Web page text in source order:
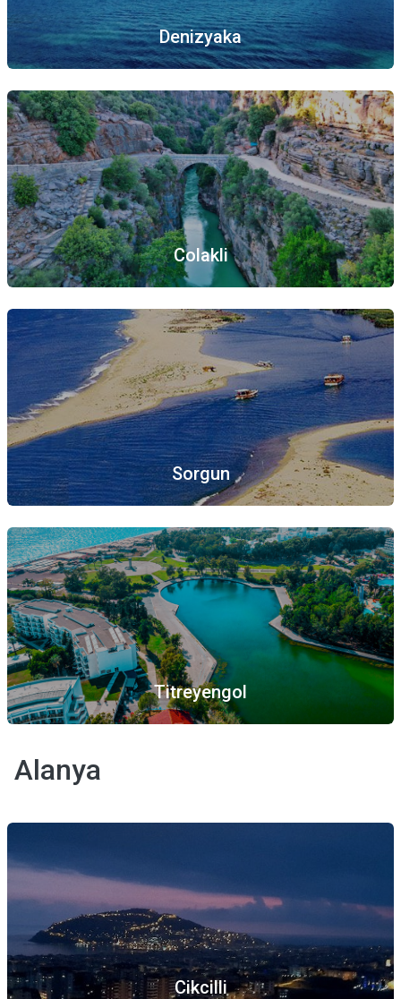
Denizyaka
Colakli
Sorgun
Titreyengol
Alanya
Cikcilli